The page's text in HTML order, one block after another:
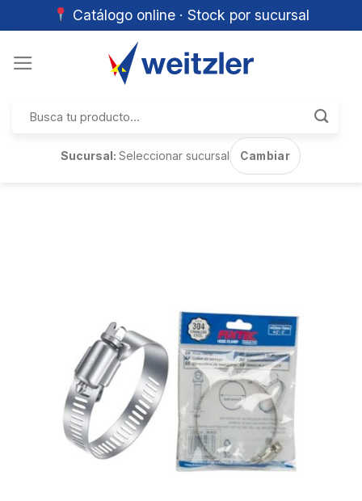
Catálogo online · Stock por sucursal
por:
Sucursal:Seleccionar sucursal Cambiar